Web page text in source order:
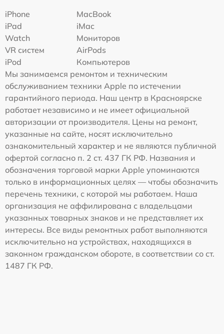
iPhone
MacBook
iPad
iMac
Watch
Мониторов
VR систем
AirPods
iPod
Компьютеров
Мы занимаемся ремонтом и техническим
обслуживанием техники Apple по истечении
гарантийного периода. Наш центр в Красноярске
работает независимо и не имеет официальной
авторизации от производителя. Цены на ремонт,
указанные на сайте, носят исключительно
ознакомительный характер и не являются публичной
офертой согласно п. 2 ст. 437 ГК РФ. Названия и
обозначения торговой марки Apple упоминаются
только в информационных целях — чтобы обозначить
перечень техники, с которой мы работаем. Наша
организация не аффилирована с владельцами
указанных товарных знаков и не представляет их
интересы. Все виды ремонтных работ выполняются
исключительно на устройствах, находящихся в
законном гражданском обороте, в соответствии со ст.
1487 ГК РФ.